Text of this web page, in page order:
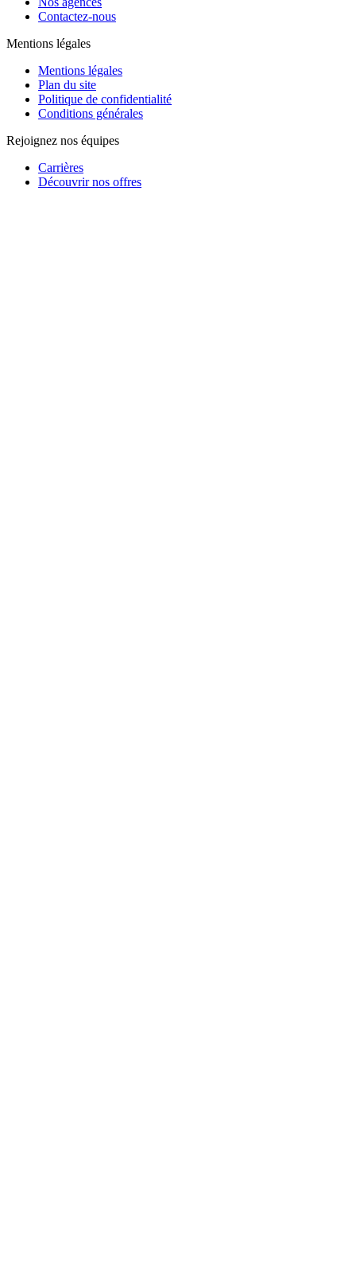
Contactez-nous
Mentions légales
Mentions légales
Plan du site
Politique de confidentialité
Conditions générales
Rejoignez nos équipes
Carrières
Découvrir nos offres